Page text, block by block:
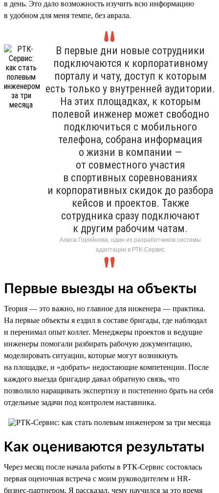
в день. Это дало возможность изучить всю информацию
в удобном для меня темпе, без аврала.
В первые дни новые сотрудники
подключаются к корпоративному
порталу и чату, доступ к которым
есть только у внутренней аудитории.
На этих площадках, к которым
полевой инженер может свободно
подключиться с мобильного
телефона, собрана информация
о жизни в компании —
от совместного участия
в спортивных соревнованиях
и корпоративных скидок до разбора
кейсов и проектов. Также
сотрудника сразу подключают
к другим рабочим чатам.
Алиса Горяйнова, один из разработчиков системы
адаптации в РТК-Сервис
Первые выезды на объекты
Теория — это важно, но главное для инженера — практика.
На первые объекты я ездил в составе бригады, где наблюдал
и перенимал опыт коллег. Менеджеры проектов и ведущие
инженеры помогали разбирать рабочую документацию,
моделировать ситуации, которые могут возникнуть
на площадке, и «добрать» недостающие компетенции. После
каждого выезда бригадир давал обратную связь, что
позволило наращивать экспертизу и постепенно брать на себя
отдельные задачи под контролем наставника.
Как оцениваются результаты
Через месяц после начала работы в РТК-Сервис состоялась
первая оценочная встреча с моим руководителем и HR-
бизнес-партнером. Я рассказал, чему научился за это время